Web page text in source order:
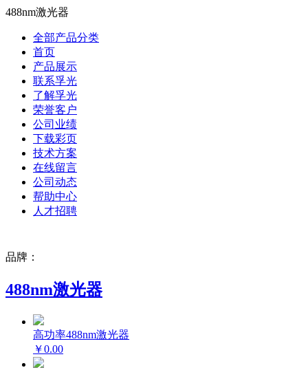
488nm激光器
全部产品分类
首页
产品展示
联系孚光
了解孚光
荣誉客户
公司业绩
下载彩页
技术方案
在线留言
公司动态
帮助中心
人才招聘
品牌：
488nm激光器
高功率488nm激光器
￥0.00